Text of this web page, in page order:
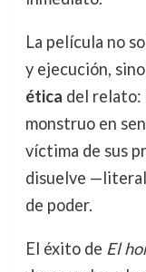
La película no
y ejecución,
ética del relato:
monstruo en
víctima de sus
disuelve
de poder.
El éxito de El